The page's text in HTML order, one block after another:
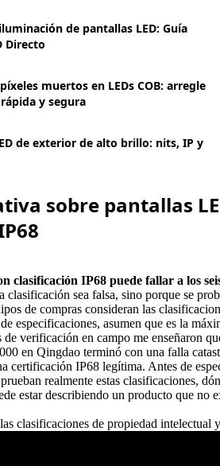
de pantallas LED: Guía
Directo
muertos en LEDs COB: arregle
y segura
de exterior de alto brillo: nits, IP y
sobre pantallas
clasificación IP68 puede fallar a los
clasificación sea falsa, sino porque se
de compras consideran las
especificaciones, asumen que es la
verificación en campo me enseñaron
en Qingdao terminó con una falla
certificación IP68 legítima. Antes de
realmente estas clasificaciones,
estar describiendo un producto que no
clasificaciones de propiedad intelectual